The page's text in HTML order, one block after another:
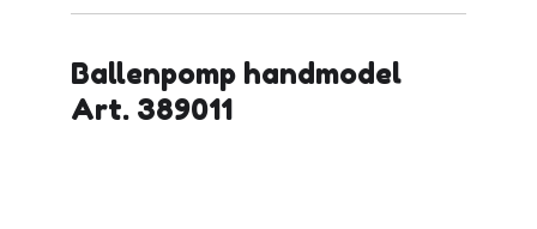
Ballenpomp handmodel
Art. 389011